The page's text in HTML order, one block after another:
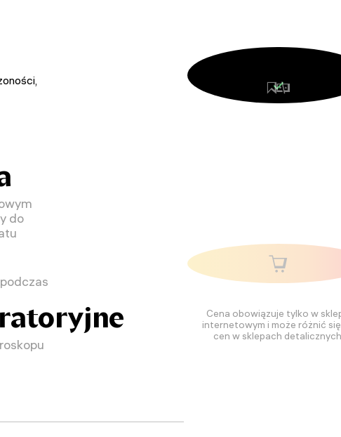
Cena obowiązuje tylko w
internetowym i może różnić
cen w sklepach
do